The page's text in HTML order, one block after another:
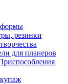
резинки
для планеров